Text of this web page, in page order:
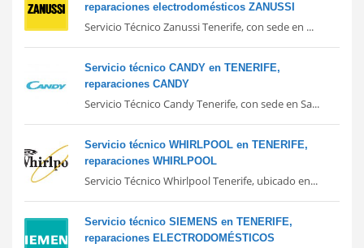
reparaciones electrodomésticos ZANUSSI
Servicio Técnico Zanussi Tenerife, con sede en ...
Servicio técnico CANDY en TENERIFE,
reparaciones CANDY
Servicio Técnico Candy Tenerife, con sede en Sa...
Servicio técnico WHIRLPOOL en TENERIFE,
reparaciones WHIRLPOOL
Servicio Técnico Whirlpool Tenerife, ubicado en...
Servicio técnico SIEMENS en TENERIFE,
reparaciones ELECTRODOMÉSTICOS